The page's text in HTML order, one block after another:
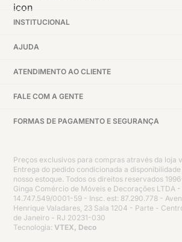
INSTITUCIONAL
AJUDA
ATENDIMENTO AO CLIENTE
FALE COM A GENTE
FORMAS DE PAGAMENTO E SEGURANÇA
Preços exclusivos para compras através da loja
Entrega do pedido condicionada a disponibilidade
nosso estoque. Todos os direitos reservados
Ginga Comércio de Móveis e Decorações LTDA -
14.747.549/0001-59 - Insc. est: 87.290.778 -
Henrique Valadares, 23 Sala 1204 - Parte -
de Janeiro - RJ 20231-030
Tecnologia: VTEX, Deco